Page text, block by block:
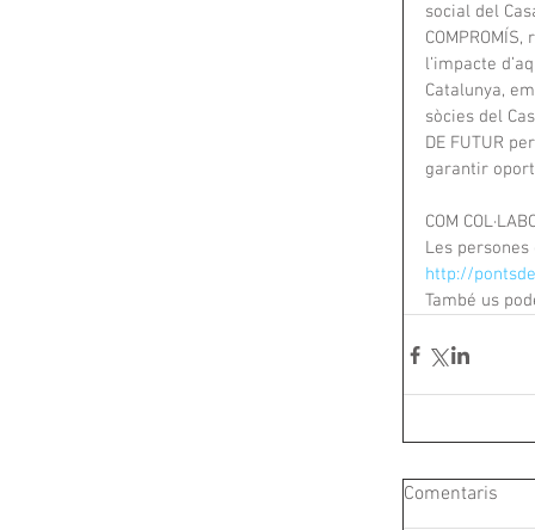
social del
l’impacte
Catalunya,
sòcies del
DE FUTUR
garantir
COM
Les
http://
També us
Comentaris